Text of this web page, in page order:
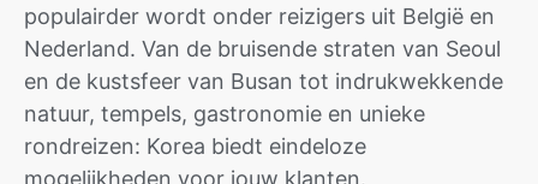
populairder wordt onder reizigers uit België en
Nederland. Van de bruisende straten van Seoul
en de kustsfeer van Busan tot indrukwekkende
natuur, tempels, gastronomie en unieke
rondreizen: Korea biedt eindeloze
mogelijkheden voor jouw klanten.